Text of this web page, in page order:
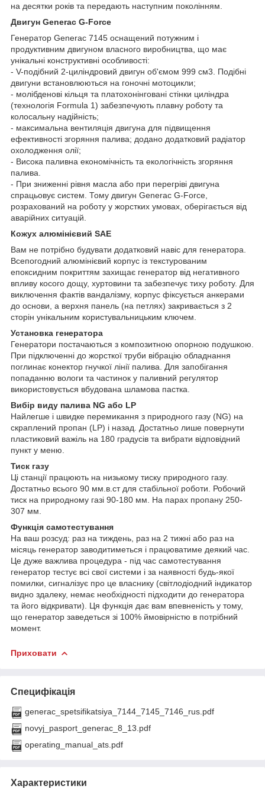
на десятки років та передають наступним поколінням.
Двигун Generac G-Force
Генератор Generac 7145 оснащений потужним і
продуктивним двигуном власного виробництва, що має
унікальні конструктивні особливості:
- V-подібний 2-циліндровий двигун об'ємом 999 см3. Подібні
двигуни встановлюються на гоночні мотоцикли;
- молібденові кільця та платохонінговані стінки циліндра
(технологія Formula 1) забезпечують плавну роботу та
колосальну надійність;
- максимальна вентиляція двигуна для підвищення
ефективності згоряння палива; додано додатковий радіатор
охолодження олії;
- Висока паливна економічність та екологічність згоряння
палива.
- При зниженні рівня масла або при перегріві двигуна
спрацьовує систем. Тому двигун Generac G-Force,
розрахований на роботу у жорстких умовах, оберігається від
аварійних ситуацій.
Кожух алюмінієвий SAE
Вам не потрібно будувати додатковий навіс для генератора.
Всепогодний алюмінієвий корпус із текстурованим
епоксидним покриттям захищає генератор від негативного
впливу косого дощу, хуртовини та забезпечує тиху роботу. Для
виключення фактів вандалізму, корпус фіксується анкерами
до основи, а верхня панель (на петлях) закривається з 2
сторін унікальним користувальницьким ключем.
Установка генератора
Генератори постачаються з композитною опорною подушкою.
При підключенні до жорсткої труби вібрацію обладнання
поглинає конектор гнучкої лінії палива. Для запобігання
попаданню вологи та частинок у паливний регулятор
використовується вбудована шламова пастка.
Вибір виду палива NG або LP
Найлегше і швидке перемикання з природного газу (NG) на
скраплений пропан (LP) і назад. Достатньо лише повернути
пластиковий важіль на 180 градусів та вибрати відповідний
пункт у меню.
Тиск газу
Ці станції працюють на низькому тиску природного газу.
Достатньо всього 90 мм.в.ст для стабільної роботи. Робочий
тиск на природному газі 90-180 мм. На парах пропану 250-
307 мм.
Функція самотестування
На ваш розсуд: раз на тиждень, раз на 2 тижні або раз на
місяць генератор заводитиметься і працюватиме деякий час.
Це дуже важлива процедура - під час самотестування
генератор тестує всі свої системи і за наявності будь-якої
помилки, сигналізує про це власнику (світлодіодний індикатор
видно здалеку, немає необхідності підходити до генератора
та його відкривати). Ця функція дає вам впевненість у тому,
що генератор заведеться зі 100% ймовірністю в потрібний
момент.
Приховати
Специфікація
generac_spetsifikatsiya_7144_7145_7146_rus.pdf
novyj_pasport_generac_8_13.pdf
operating_manual_ats.pdf
Характеристики